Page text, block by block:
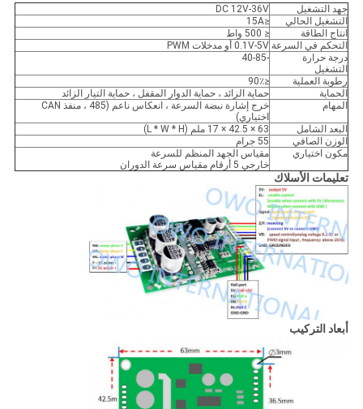
جهد التشغيل
DC 12V-36V
التشغيل الحالي
≤15A
انتاج الطاقة
≤ 500 واط
التحكم في السرعة 0.1V-5V أو مدخلات PWM
درجة حرارة
التشغيل
-40-85
رطوبة العملية
≤90٪
الحماية
حماية الزائد ، حماية الدوار المقفل ، حماية التيار الزائد
المهام
خرج إشارة نبضة السرعة ، انعكاس ناعم (485 ، منفذ CAN
اختياري)
البعد الشامل
63 × 42.5 × 17 ملم (L * W * H)
الوزن الصافي
55 جرام
مكون اختياري
مقياس الجهد المنظم للسرعة
خارجي 5 أرقام مقياس سرعة الدوران
تعليمات الأسلاك
أبعاد التركيب